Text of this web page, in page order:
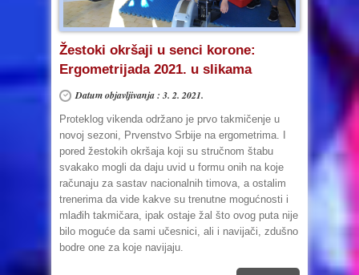
Žestoki okršaji u senci korone:
Ergometrijada 2021. u slikama
Datum objavljivanja : 3. 2. 2021.
Proteklog vikenda održano je prvo takmičenje u
novoj sezoni, Prvenstvo Srbije na ergometrima. I
pored žestokih okršaja koji su stručnom štabu
svakako mogli da daju uvid u formu onih na koje
računaju za sastav nacionalnih timova, a ostalim
trenerima da vide kakve su trenutne mogućnosti i
mlađih takmičara, ipak ostaje žal što ovog puta nije
bilo moguće da sami učesnici, ali i navijači, zdušno
bodre one za koje navijaju.